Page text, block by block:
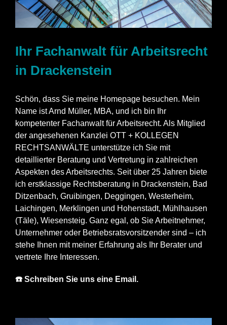
Ihr Fachanwalt für Arbeitsrecht
in Drackenstein
Schön, dass Sie meine Homepage besuchen. Mein
Name ist Arnd Müller, MBA, und ich bin Ihr
kompetenter Fachanwalt für Arbeitsrecht. Als Mitglied
der angesehenen Kanzlei OTT + KOLLEGEN
RECHTSANWÄLTE unterstütze ich Sie mit
detaillierter Beratung und Vertretung in zahlreichen
Aspekten des Arbeitsrechts. Seit über 25 Jahren biete
ich erstklassige Rechtsberatung in Drackenstein, Bad
Ditzenbach, Gruibingen, Deggingen, Westerheim,
Laichingen, Merklingen und Hohenstadt, Mühlhausen
(Täle), Wiesensteig. Ganz egal, ob Sie Arbeitnehmer,
Unternehmer oder Betriebsratsvorsitzender sind – ich
stehe Ihnen mit meiner Erfahrung als Ihr Berater und
vertrete Ihre Interessen.
☎️ Schreiben Sie uns eine Email.